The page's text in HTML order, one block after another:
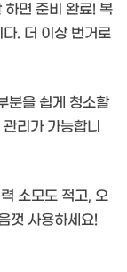
면 준비 완료! 복
. 더 이상 번거로
분을 쉽게 청소할
리가 가능합니
소모도 적고, 오
껏 사용하세요!